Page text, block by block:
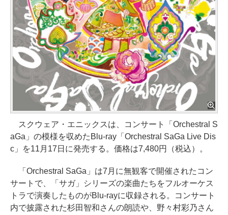
スクウェア・エニックスは、コンサート「Orchestral S
aGa」の模様を収めたBlu-ray「Orchestral SaGa Live Dis
c」を11月17日に発売する。価格は7,480円（税込）。
「Orchestral SaGa」は7月に無観客で開催されたコン
サートで、「サガ」シリーズの楽曲たちをフルオーケス
トラで演奏したものがBlu-rayに収録される。コンサート
内で披露された杉田智和さんの朗読や、野々村彩乃さん